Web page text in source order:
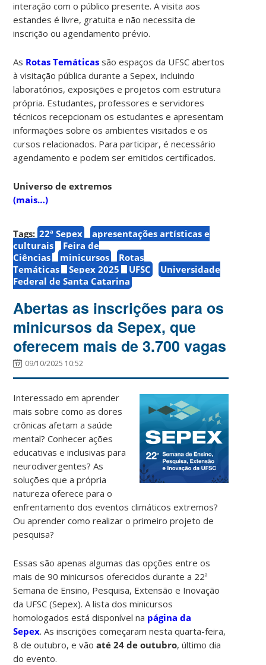
interação com o público presente. A visita aos
estandes é livre, gratuita e não necessita de
inscrição ou agendamento prévio.
As Rotas Temáticas são espaços da UFSC abertos
à visitação pública durante a Sepex, incluindo
laboratórios, exposições e projetos com estrutura
própria. Estudantes, professores e servidores
técnicos recepcionam os estudantes e apresentam
informações sobre os ambientes visitados e os
cursos relacionados. Para participar, é necessário
agendamento e podem ser emitidos certificados.
Universo de extremos
(mais…)
Tags: 22ª Sepex
apresentações artísticas e
culturais
Feira de
Ciências
minicursos
Rotas
Temáticas
Sepex 2025 UFSC
Universidade
Federal de Santa Catarina
Abertas as inscrições para os
minicursos da Sepex, que
oferecem mais de 3.700 vagas
09/10/2025 10:52
Interessado em aprender
mais sobre como as dores
crônicas afetam a saúde
mental? Conhecer ações
educativas e inclusivas para
neurodivergentes? As
soluções que a própria
natureza oferece para o
enfrentamento dos eventos climáticos extremos?
Ou aprender como realizar o primeiro projeto de
pesquisa?
Essas são apenas algumas das opções entre os
mais de 90 minicursos oferecidos durante a 22ª
Semana de Ensino, Pesquisa, Extensão e Inovação
da UFSC (Sepex). A lista dos minicursos
homologados está disponível na página da
Sepex. As inscrições começaram nesta quarta-feira,
8 de outubro, e vãoaté 24 de outubro, último dia
do evento.